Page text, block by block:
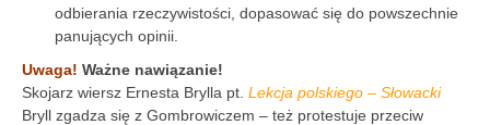
odbierania rzeczywistości, dopasować się do powszechnie
panujących opinii.
Uwaga! Ważne nawiązanie!
Skojarz wiersz Ernesta Brylla pt. Lekcja polskiego – Słowacki
Bryll zgadza się z Gombrowiczem – też protestuje przeciw